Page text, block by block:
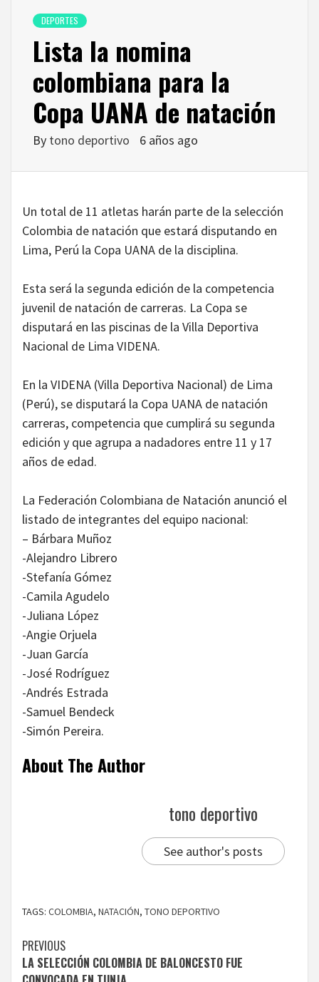
DEPORTES
Lista la nomina
colombiana para la
Copa UANA de natación
By tono deportivo 6 años ago
Un total de 11 atletas harán parte de la selección
Colombia de natación que estará disputando en
Lima, Perú la Copa UANA de la disciplina.
Esta será la segunda edición de la competencia
juvenil de natación de carreras. La Copa se
disputará en las piscinas de la Villa Deportiva
Nacional de Lima VIDENA.
En la VIDENA (Villa Deportiva Nacional) de Lima
(Perú), se disputará la Copa UANA de natación
carreras, competencia que cumplirá su segunda
edición y que agrupa a nadadores entre 11 y 17
años de edad.
La Federación Colombiana de Natación anunció el
listado de integrantes del equipo nacional:
– Bárbara Muñoz
-Alejandro Librero
-Stefanía Gómez
-Camila Agudelo
-Juliana López
-Angie Orjuela
-Juan García
-José Rodríguez
-Andrés Estrada
-Samuel Bendeck
-Simón Pereira.
About The Author
tono deportivo
See author's posts
TAGS: COLOMBIA, NATACIÓN, TONO DEPORTIVO
Continue
Reading
PREVIOUS
LA SELECCIÓN COLOMBIA DE BALONCESTO FUE